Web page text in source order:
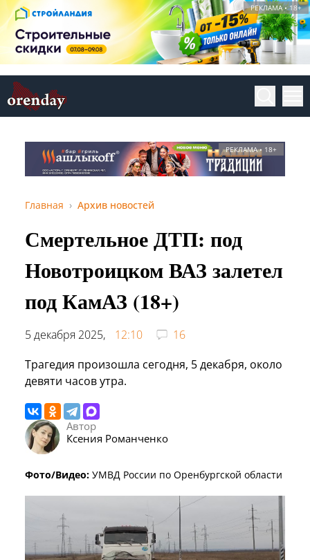
РЕКЛАМА • 18+
РЕКЛАМА • 18+
Главная Архив новостей
Смертельное ДТП: под
Новотроицком ВАЗ залетел
под КамАЗ (18+)
5 декабря 2025, 12:10
16
Трагедия произошла сегодня, 5 декабря, около
девяти часов утра.
Автор
Ксения Романченко
Фото/Видео: УМВД России по Оренбургской области